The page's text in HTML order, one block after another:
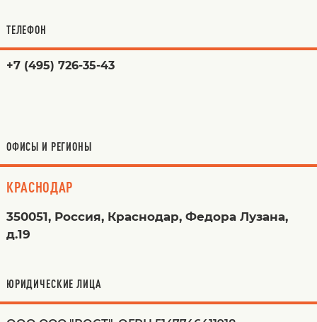
ТЕЛЕФОН
+7 (495) 726-35-43
ОФИСЫ И РЕГИОНЫ
КРАСНОДАР
350051, Россия, Краснодар, Федора Лузана,
д.19
ЮРИДИЧЕСКИЕ ЛИЦА